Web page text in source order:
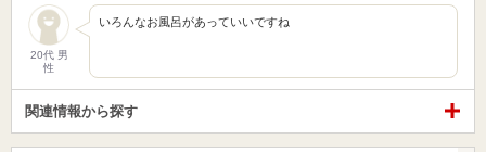
20代 男
性
いろんなお風呂があっていいですね
関連情報から探す